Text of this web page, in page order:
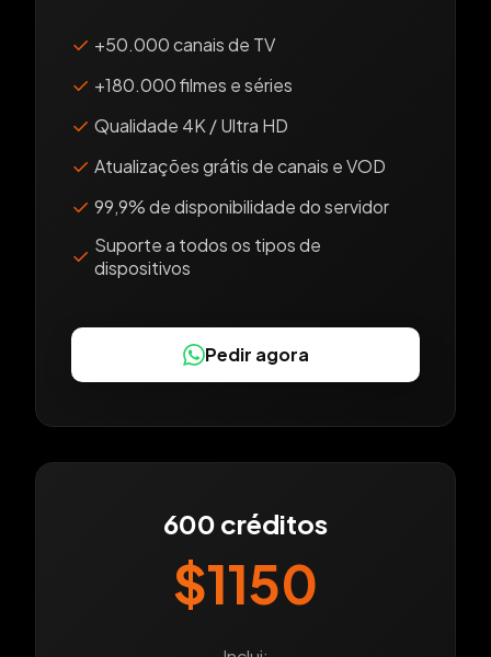
✓ +50.000 canais de TV
✓ +180.000 filmes e séries
✓ Qualidade 4K / Ultra HD
✓ Atualizações grátis de canais e VOD
✓ 99,9% de disponibilidade do servidor
✓ Suporte a todos os tipos de
dispositivos
Pedir agora
600 créditos
$1150